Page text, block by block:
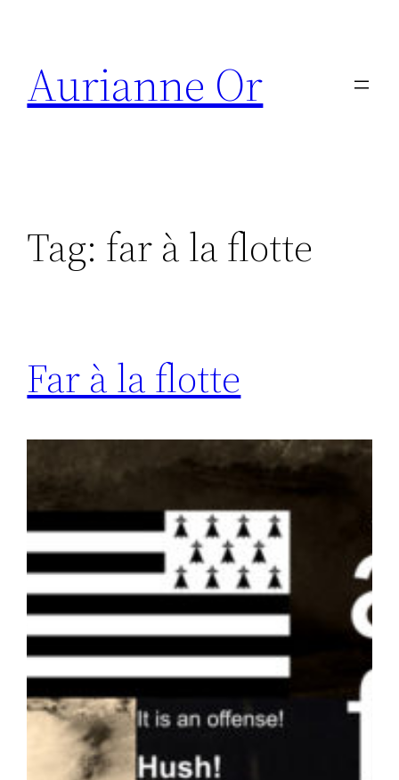
content
Aurianne Or
Tag: far à la flotte
Far à la flotte